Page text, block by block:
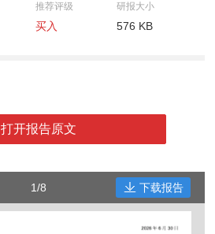
推荐评级
买入
研报大小
576 KB
打开报告原文
1/8 下载报告